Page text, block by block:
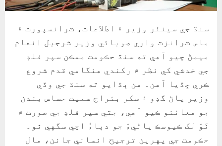
سنڌ جي سينئر وزير ۽ اطلاعات، ٽرانسپورٽ ۽
ماس ٽرانزٽ واري صوبائي وزير شرجيل انعام
ميمڻ چيو آهي ته سنڌ حڪومت ممڪن سپر فلڊ
جي خدشي کي نظر ۾ رکندي هنگامي قدم شروع
ڪري ڇڏيا آهن۔ هن ٻڌايو ته سنڌ جي وڏي
وزير پاڻ گڊو ۽ سکر بئراج سميت حساس بندن
جو معائنو ڪيو آهي، جتي سپر فلڊ جي صورت ۾
نَوَ لک ڪيوسڪ پاڻيءَ جو دٻاءُ اچي سگهي ٿو۔
حڪومت جي پهرين ترجيح انساني جانن، مال